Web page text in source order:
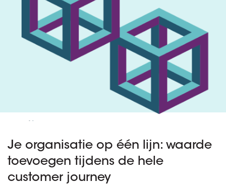
Je organisatie op één lijn: waarde
toevoegen tijdens de hele
customer journey